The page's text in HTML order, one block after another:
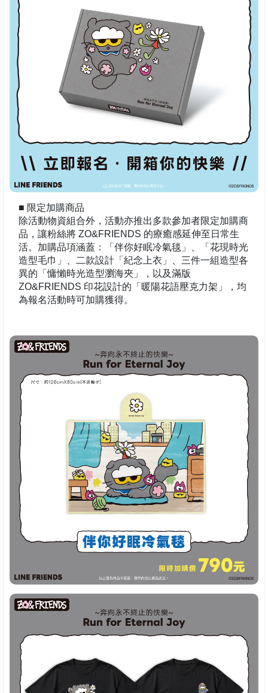
■ 限定加購商品
除活動物資組合外，活動亦推出多款參加者限定加購商
品，讓粉絲將 ZO&FRIENDS 的療癒感延伸至日常生
活。加購品項涵蓋：「伴你好眠冷氣毯」、「花現時光
造型毛巾」、二款設計「紀念上衣」、三件一組造型各
異的「慵懶時光造型瀏海夾」，以及滿版
ZO&FRIENDS 印花設計的「暖陽花語壓克力架」，均
為報名活動時可加購獲得。